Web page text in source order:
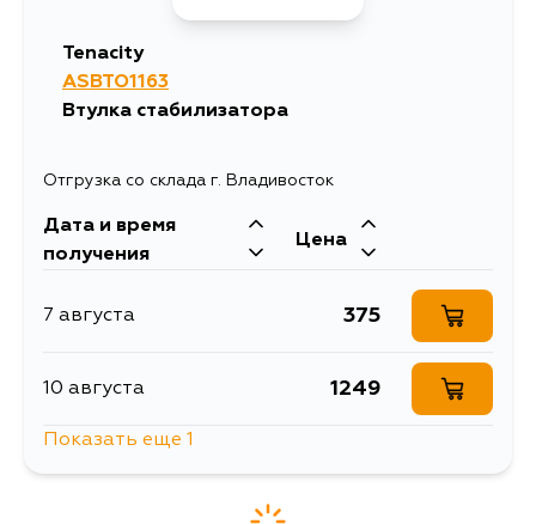
Tenacity
ASBTO1163
Втулка стабилизатора
Отгрузка со склада г. Владивосток
Дата и время
получения
Цена
7 августа 375
10 августа 1249
Показать еще 1